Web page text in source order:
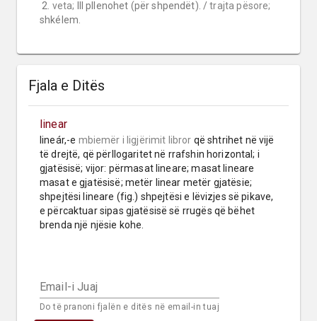
2. veta; III pllenohet (për shpendët). / trajta pësore;
shkélem.
Fjala e Ditës
linear
lineár,-e mbiemër i ligjërimit libror që shtrihet në vijë
të drejtë, që përllogaritet në rrafshin horizontal; i
gjatësisë; vijor: përmasat lineare; masat lineare
masat e gjatësisë; metër linear metër gjatësie;
shpejtësi lineare (fig.) shpejtësi e lëvizjes së pikave,
e përcaktuar sipas gjatësisë së rrugës që bëhet
brenda një njësie kohe.
Email-i Juaj
Do të pranoni fjalën e ditës në email-in tuaj